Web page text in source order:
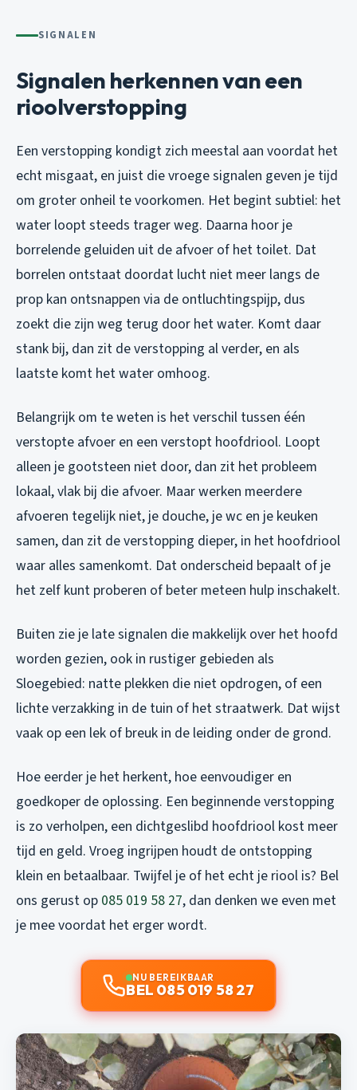
SIGNALEN
Signalen herkennen van een
rioolverstopping
Een verstopping kondigt zich meestal aan voordat het
echt misgaat, en juist die vroege signalen geven je tijd
om groter onheil te voorkomen. Het begint subtiel: het
water loopt steeds trager weg. Daarna hoor je
borrelende geluiden uit de afvoer of het toilet. Dat
borrelen ontstaat doordat lucht niet meer langs de
prop kan ontsnappen via de ontluchtingspijp, dus
zoekt die zijn weg terug door het water. Komt daar
stank bij, dan zit de verstopping al verder, en als
laatste komt het water omhoog.
Belangrijk om te weten is het verschil tussen één
verstopte afvoer en een verstopt hoofdriool. Loopt
alleen je gootsteen niet door, dan zit het probleem
lokaal, vlak bij die afvoer. Maar werken meerdere
afvoeren tegelijk niet, je douche, je wc en je keuken
samen, dan zit de verstopping dieper, in het hoofdriool
waar alles samenkomt. Dat onderscheid bepaalt of je
het zelf kunt proberen of beter meteen hulp inschakelt.
Buiten zie je late signalen die makkelijk over het hoofd
worden gezien, ook in rustiger gebieden als
Sloegebied: natte plekken die niet opdrogen, of een
lichte verzakking in de tuin of het straatwerk. Dat wijst
vaak op een lek of breuk in de leiding onder de grond.
Hoe eerder je het herkent, hoe eenvoudiger en
goedkoper de oplossing. Een beginnende verstopping
is zo verholpen, een dichtgeslibd hoofdriool kost meer
tijd en geld. Vroeg ingrijpen houdt de ontstopping
klein en betaalbaar. Twijfel je of het echt je riool is? Bel
ons gerust op 085 019 58 27, dan denken we even met
je mee voordat het erger wordt.
NU BEREIKBAAR
BEL 085 019 58 27